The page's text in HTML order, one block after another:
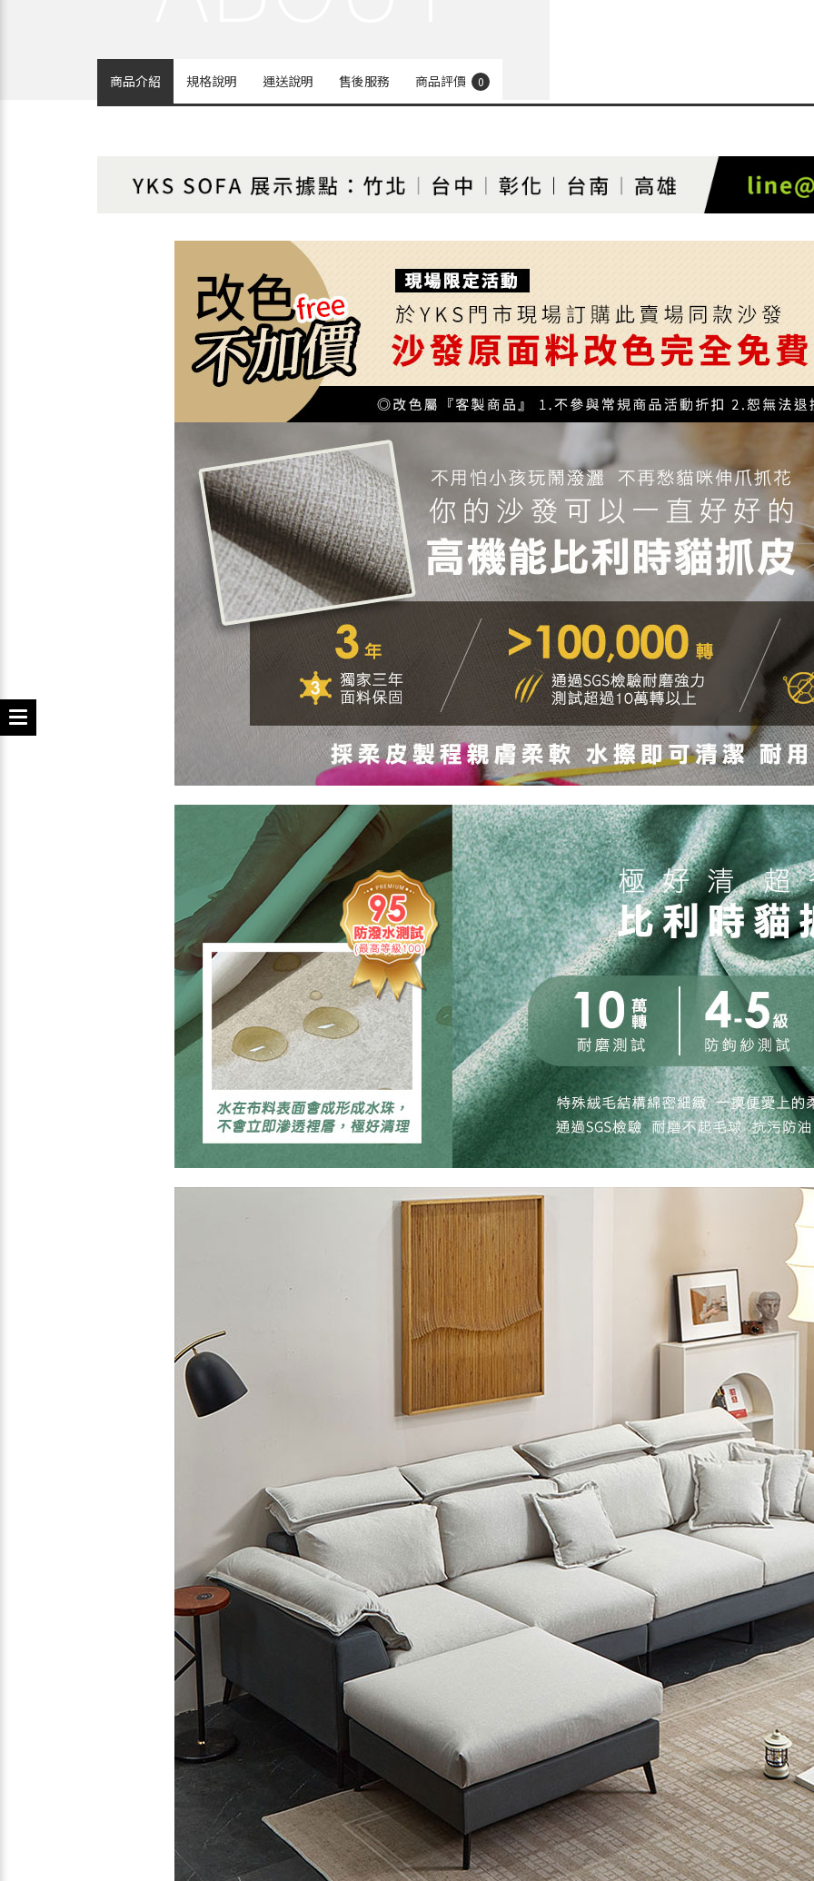
商品介紹 規格說明 運送說明 售後服務 商品評價 0